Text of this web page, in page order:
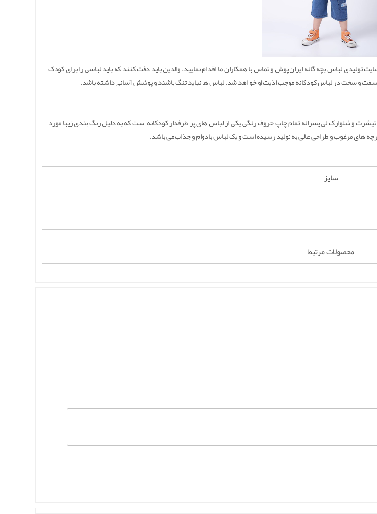
لباس بچه گانه ایران پوش و تماس با همکاران ما اقدام نمایید. والدین باید دقت کنند که باید لباسی را برای کودک
سفت و سخت در لباس کودکانه موجب اذیت او خو اهد شد. لباس ها نباید تنگ باشند و پوشش آسانی داشته باشد.
و شلوارک لی پسرانه تمام چاپ حروف رنگی یکی از لباس های پر طرفدار کودکانه است که به دلیل رنگ بندی زیبا مورد
های مرغوب و طراحی عالی به تولید رسیده است و یک لباس بادوام و جذاب می باشد.
سایز
محصولات مرتبط